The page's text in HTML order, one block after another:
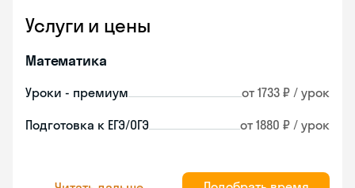
Услуги и цены
Математика
Уроки - премиум от 1733 ₽ / урок
Подготовка к ЕГЭ/ОГЭ от 1880 ₽ / урок